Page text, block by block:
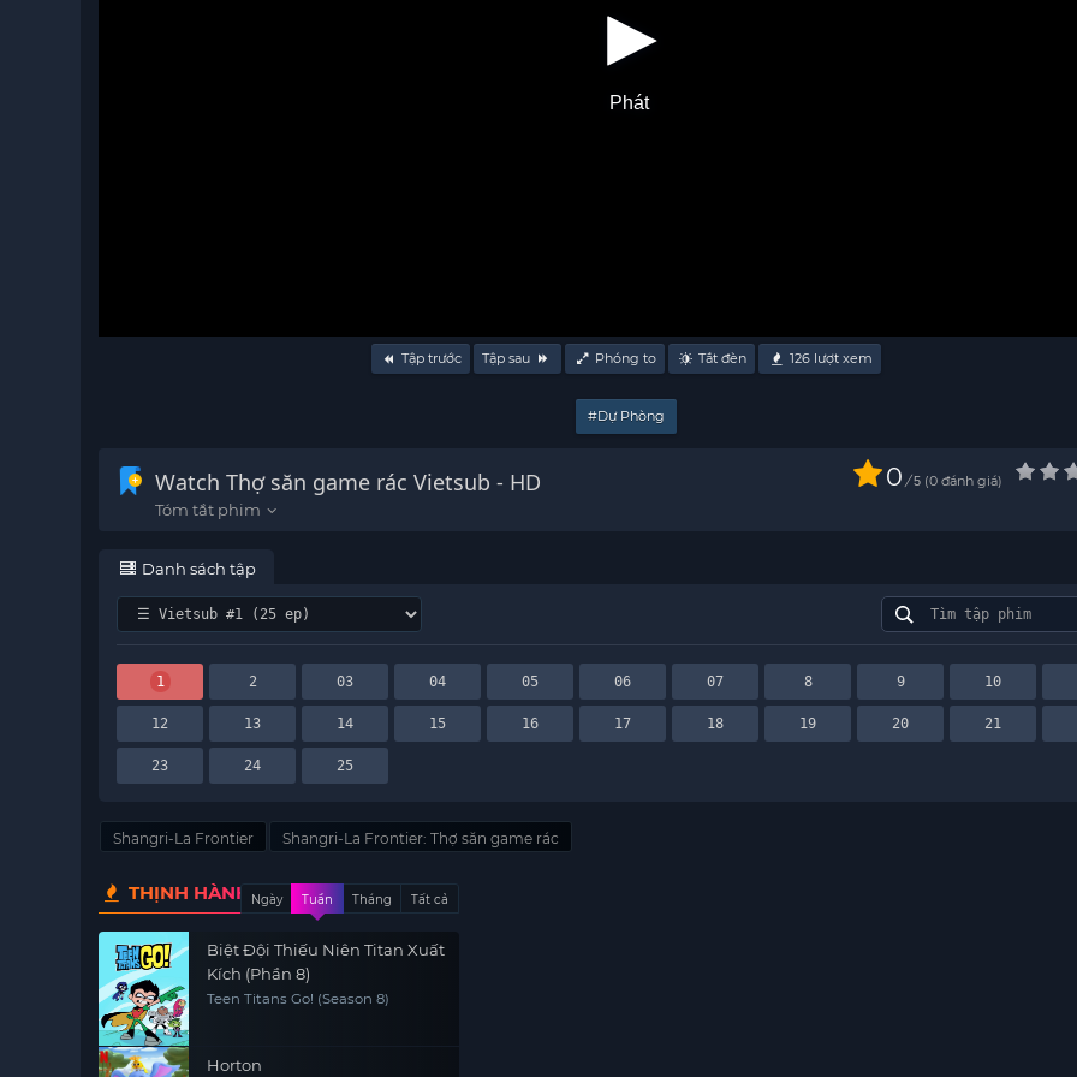
Phát
Tập trước Tập sau Phóng to Tắt đèn 126lượt xem
#Dự Phòng
Watch Thợ săn game rác Vietsub - HD 0 / 5 0 đánh giá
Danh sách tập
1 2 03 04 05 06 07 8 9 10
12 13 14 15 16 17 18 19 20 21
23 24 25
Shangri-La Frontier Shangri-La Frontier: Thợ săn game rác
THỊNH HÀNH Ngày Tuần Tháng Tất cả
Biệt Đội Thiếu Niên Titan Xuất
Kích (Phần 8)
Teen Titans Go! (Season 8)
Horton